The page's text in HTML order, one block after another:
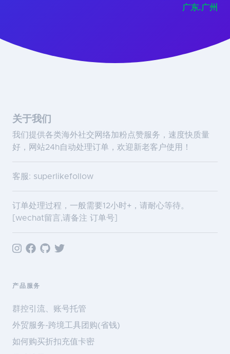
广东.广州
关于我们
我们提供各类海外社交网络加粉点赞服务，速度快质量
好，网站24h自动处理订单，欢迎新老客户使用！
客服: superlikefollow
订单处理过程，一般需要12小时+，请耐心等待。
[wechat留言,请备注 订单号]
产品服务
群控引流、账号托管
外贸服务-跨境工具团购(省钱)
如何购买折扣充值卡密